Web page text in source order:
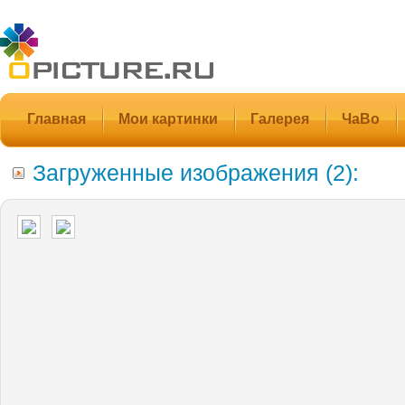
Главная Мои картинки Галерея ЧаВо
Загруженные изображения (2):